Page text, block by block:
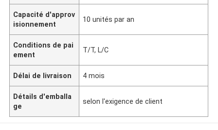
Capacité d'approv
isionnement
10 unités par an
Conditions de pai
ement
T/T, L/C
Délai de livraison 4 mois
Détails d'emballa
ge
selon l'exigence de client